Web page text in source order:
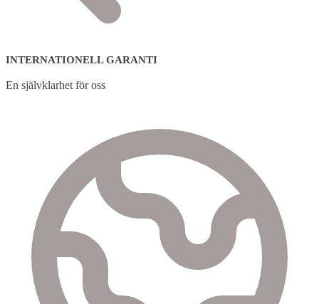
INTERNATIONELL GARANTI
En självklarhet för oss